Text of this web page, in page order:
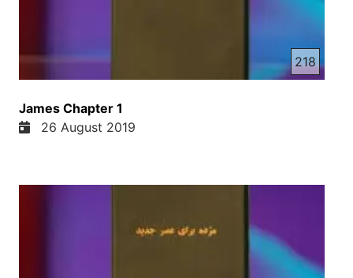
218
James Chapter 1
26 August 2019